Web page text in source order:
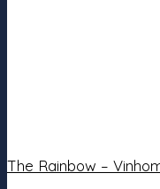
The Rainbow –